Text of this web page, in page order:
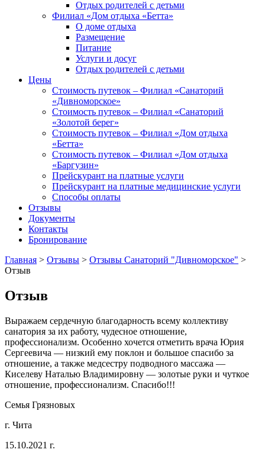
Отдых родителей с детьми
Филиал «Дом отдыха «Бетта»
О доме отдыха
Размещение
Питание
Услуги и досуг
Отдых родителей с детьми
Цены
Стоимость путевок – Филиал «Санаторий
«Дивноморское»
Стоимость путевок – Филиал «Санаторий
«Золотой берег»
Стоимость путевок – Филиал «Дом отдыха
«Бетта»
Стоимость путевок – Филиал «Дом отдыха
«Баргузин»
Прейскурант на платные услуги
Прейскурант на платные медицинские услуги
Способы оплаты
Отзывы
Документы
Контакты
Бронирование
Главная > Отзывы > Отзывы Санаторий "Дивноморское" >
Отзыв
Отзыв
Выражаем сердечную благодарность всему коллективу
санатория за их работу, чудесное отношение,
профессионализм. Особенно хочется отметить врача Юрия
Сергеевича — низкий ему поклон и большое спасибо за
отношение, а также медсестру подводного массажа —
Киселеву Наталью Владимировну — золотые руки и чуткое
отношение, профессионализм. Спасибо!!!
Семья Грязновых
г. Чита
15.10.2021 г.